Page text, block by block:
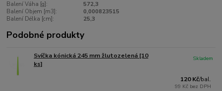
Balení Váha [g]:
572,3
Balení Objem [m3]:
0,000823515
Balení Délka [cm]:
25,3
Podobné produkty
Svíčka kónická 245 mm žlutozelená [10
ks]
120 Kč/bal.
99 Kč bez DPH
Skladem